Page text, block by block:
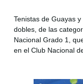
Tenistas de Guayas
dobles, de las
Nacional Grado 1,
en el Club Nacional